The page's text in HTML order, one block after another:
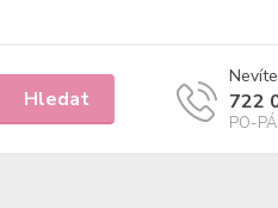
Hledat 722
PO-